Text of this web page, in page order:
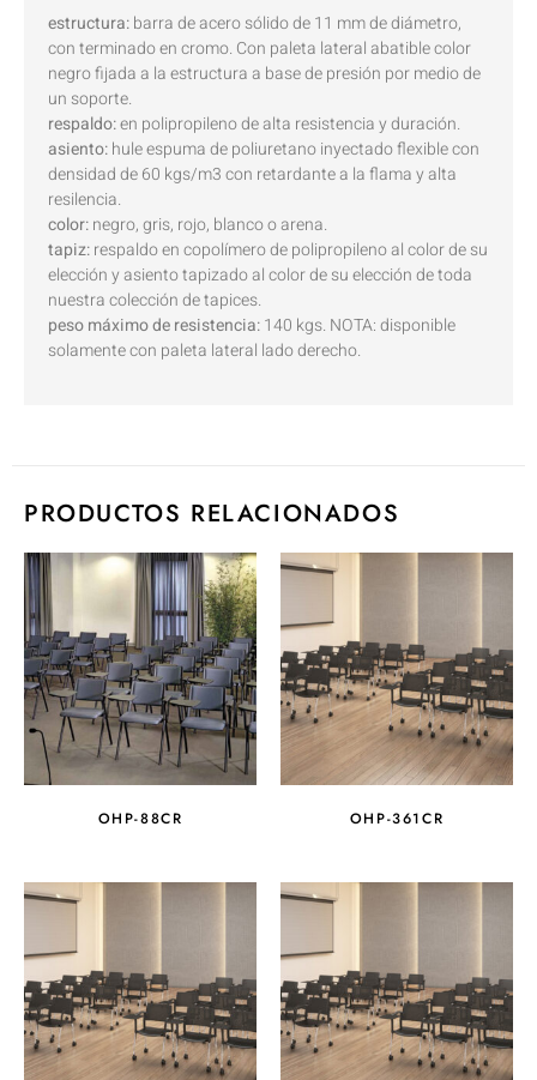
estructura:barra de acero sólido de 11 mm de diámetro,
con terminado en cromo. Con paleta lateral abatible color
negro fijada a la estructura a base de presión por medio de
un soporte.
respaldo:en polipropileno de alta resistencia y duración.
asiento:hule espuma de poliuretano inyectado flexible con
densidad de 60 kgs/m3 con retardante a la flama y alta
resilencia.
color:negro, gris, rojo, blanco o arena.
tapiz:respaldo en copolímero de polipropileno al color de su
elección y asiento tapizado al color de su elección de toda
nuestra colección de tapices.
peso máximo de resistencia:140 kgs. NOTA: disponible
solamente con paleta lateral lado derecho.
PRODUCTOS RELACIONADOS
OHP-88CR OHP-361CR